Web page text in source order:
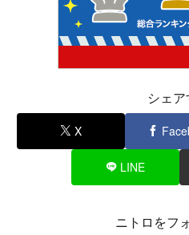
シェア
X
LINE
ニトロをフ